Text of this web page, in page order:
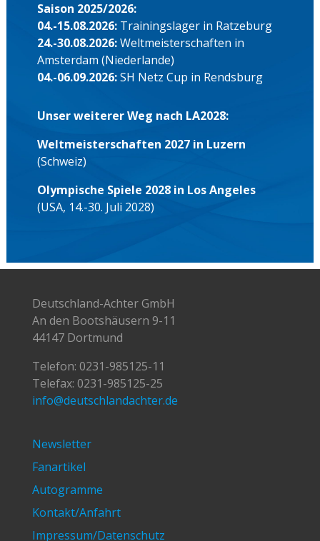
Saison 2025/2026:
04.-15.08.2026: Trainingslager in Ratzeburg
24.-30.08.2026:Weltmeisterschaften in
Amsterdam (Niederlande)
04.-06.09.2026:SH Netz Cup in Rendsburg
Unser weiterer Weg nach LA2028:
Weltmeisterschaften 2027 in Luzern
(Schweiz)
Olympische Spiele 2028 in Los Angeles
(USA, 14.-30. Juli 2028)
Deutschland-Achter GmbH
An den Bootshäusern 9-11
44147 Dortmund
Telefon: 0231-985125-11
Telefax: 0231-985125-25
info@deutschlandachter.de
Newsletter
Fanartikel
Autogramme
Kontakt/Anfahrt
Impressum/Datenschutz